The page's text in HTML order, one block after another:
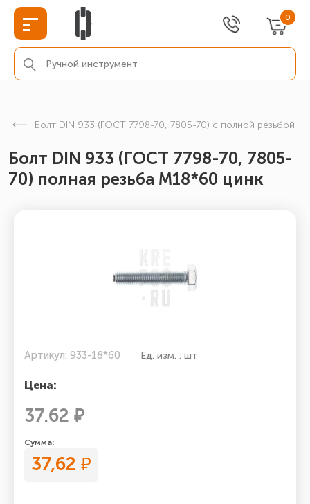
0
Болт DIN 933 (ГОСТ 7798-70, 7805-70) с полной резьбой
Болт DIN 933 (ГОСТ 7798-70, 7805-
70) полная резьба М18*60 цинк
Артикул: 933-18*60 Ед. изм. : шт
Цена:
37.62 ₽
Сумма:
37,62 ₽